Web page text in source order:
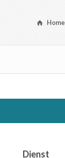
Home
Dienst